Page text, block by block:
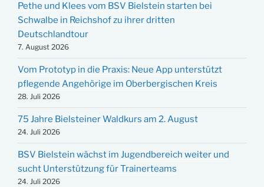
Pethe und Klees vom BSV Bielstein starten bei
Schwalbe in Reichshof zu ihrer dritten
Deutschlandtour
7. August 2026
Vom Prototyp in die Praxis: Neue App unterstützt
pflegende Angehörige im Oberbergischen Kreis
28. Juli 2026
75 Jahre Bielsteiner Waldkurs am 2. August
24. Juli 2026
BSV Bielstein wächst im Jugendbereich weiter und
sucht Unterstützung für Trainerteams
24. Juli 2026